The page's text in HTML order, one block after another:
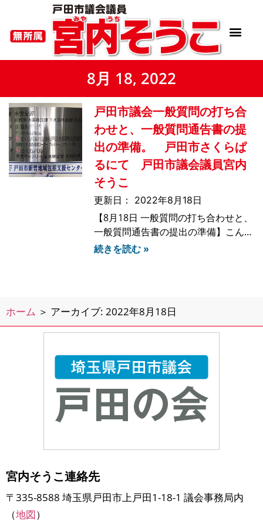
8月 18, 2022
戸田市議会一般質問の打ち合
わせと、一般質問通告書の提
出の準備。 戸田市さくらぱ
るにて 戸田市議会議員宮内
そうこ
2022年8月18日
【8月18日 一般質問の打ち合わせと、
一般質問通告書の提出の準備】こんに
ちはいつもお読みくださりありがとう
とがあるのですが、
続きを読む »
ホーム ＞ アーカイブ: 2022年8月18日
宮内そうこ連絡先
〒335-8588 埼玉県戸田市上戸田1-18-1 議会事務局内
（地図）